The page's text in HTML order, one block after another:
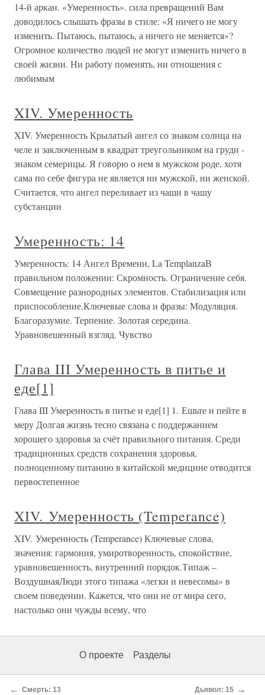
14-й аркан. «Умеренность». сила превращений Вам
доводилось слышать фразы в стиле: «Я ничего не могу
изменить. Пытаюсь, пытаюсь, а ничего не меняется»?
Огромное количество людей не могут изменить ничего в
своей жизни. Ни работу поменять, ни отношения с
любимым
XIV. Умеренность
XIV. Умеренность Крылатый ангел со знаком солнца на
челе и заключенным в квадрат треугольником на груди -
знаком семерицы. Я говорю о нем в мужском роде, хотя
сама по себе фигура не является ни мужской, ни женской.
Считается, что ангел переливает из чаши в чашу
субстанции
Умеренность: 14
Умеренность: 14 Ангел Времени, La TemplanzaВ
правильном положении: Скромность. Ограничение себя.
Совмещение разнородных элементов. Стабилизация или
приспособление.Ключевые слова и фразы: Модуляция.
Благоразумие. Терпение. Золотая середина.
Уравновешенный взгляд. Чувство
Глава III Умеренность в питье и
еде[1]
Глава III Умеренность в питье и еде[1] 1. Ешьте и пейте в
меру Долгая жизнь тесно связана с поддержанием
хорошего здоровья за счёт правильного питания. Среди
традиционных средств сохранения здоровья,
полноценному питанию в китайской медицине отводится
первостепенное
XIV. Умеренность (Temperance)
XIV. Умеренность (Temperance) Ключевые слова,
значения: гармония, умиротворенность, спокойствие,
уравновешенность, внутренний порядок.Типаж –
ВоздушнаяЛюди этого типажа «легки и невесомы» в
своем поведении. Кажется, что они не от мира сего,
настолько они чужды всему, что
О проекте Разделы
← Смерть: 13 Дьявол: 15 →